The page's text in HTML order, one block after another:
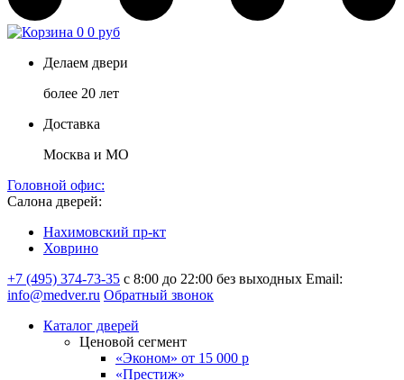
0 0 руб
Делаем двери
более 20 лет
Доставка
Москва и МО
Головной офис:
Салона дверей:
Нахимовский пр-кт
Ховрино
+7 (495) 374-73-35 с 8:00 до 22:00 без выходных Email:
info@medver.ru Обратный звонок
Каталог дверей
Ценовой сегмент
«Эконом» от 15 000 р
«Престиж»